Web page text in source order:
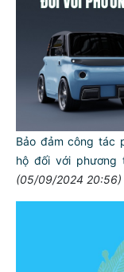
Bảo đảm công tác
hộ đối với phương
(05/09/2024 20:56)